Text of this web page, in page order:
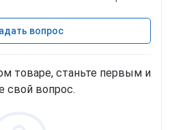
вопрос
товаре, станьте первым и
свой вопрос.